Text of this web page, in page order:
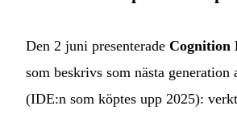
Den 2 juni presenterade Cognition
som beskrivs som nästa generation
(IDE:n som köptes upp 2025):